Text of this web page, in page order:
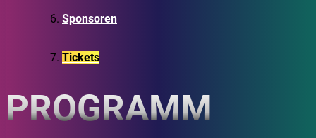
Sponsoren
Tickets
PROGRAMM